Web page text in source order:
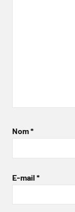
Nom*
E-mail *